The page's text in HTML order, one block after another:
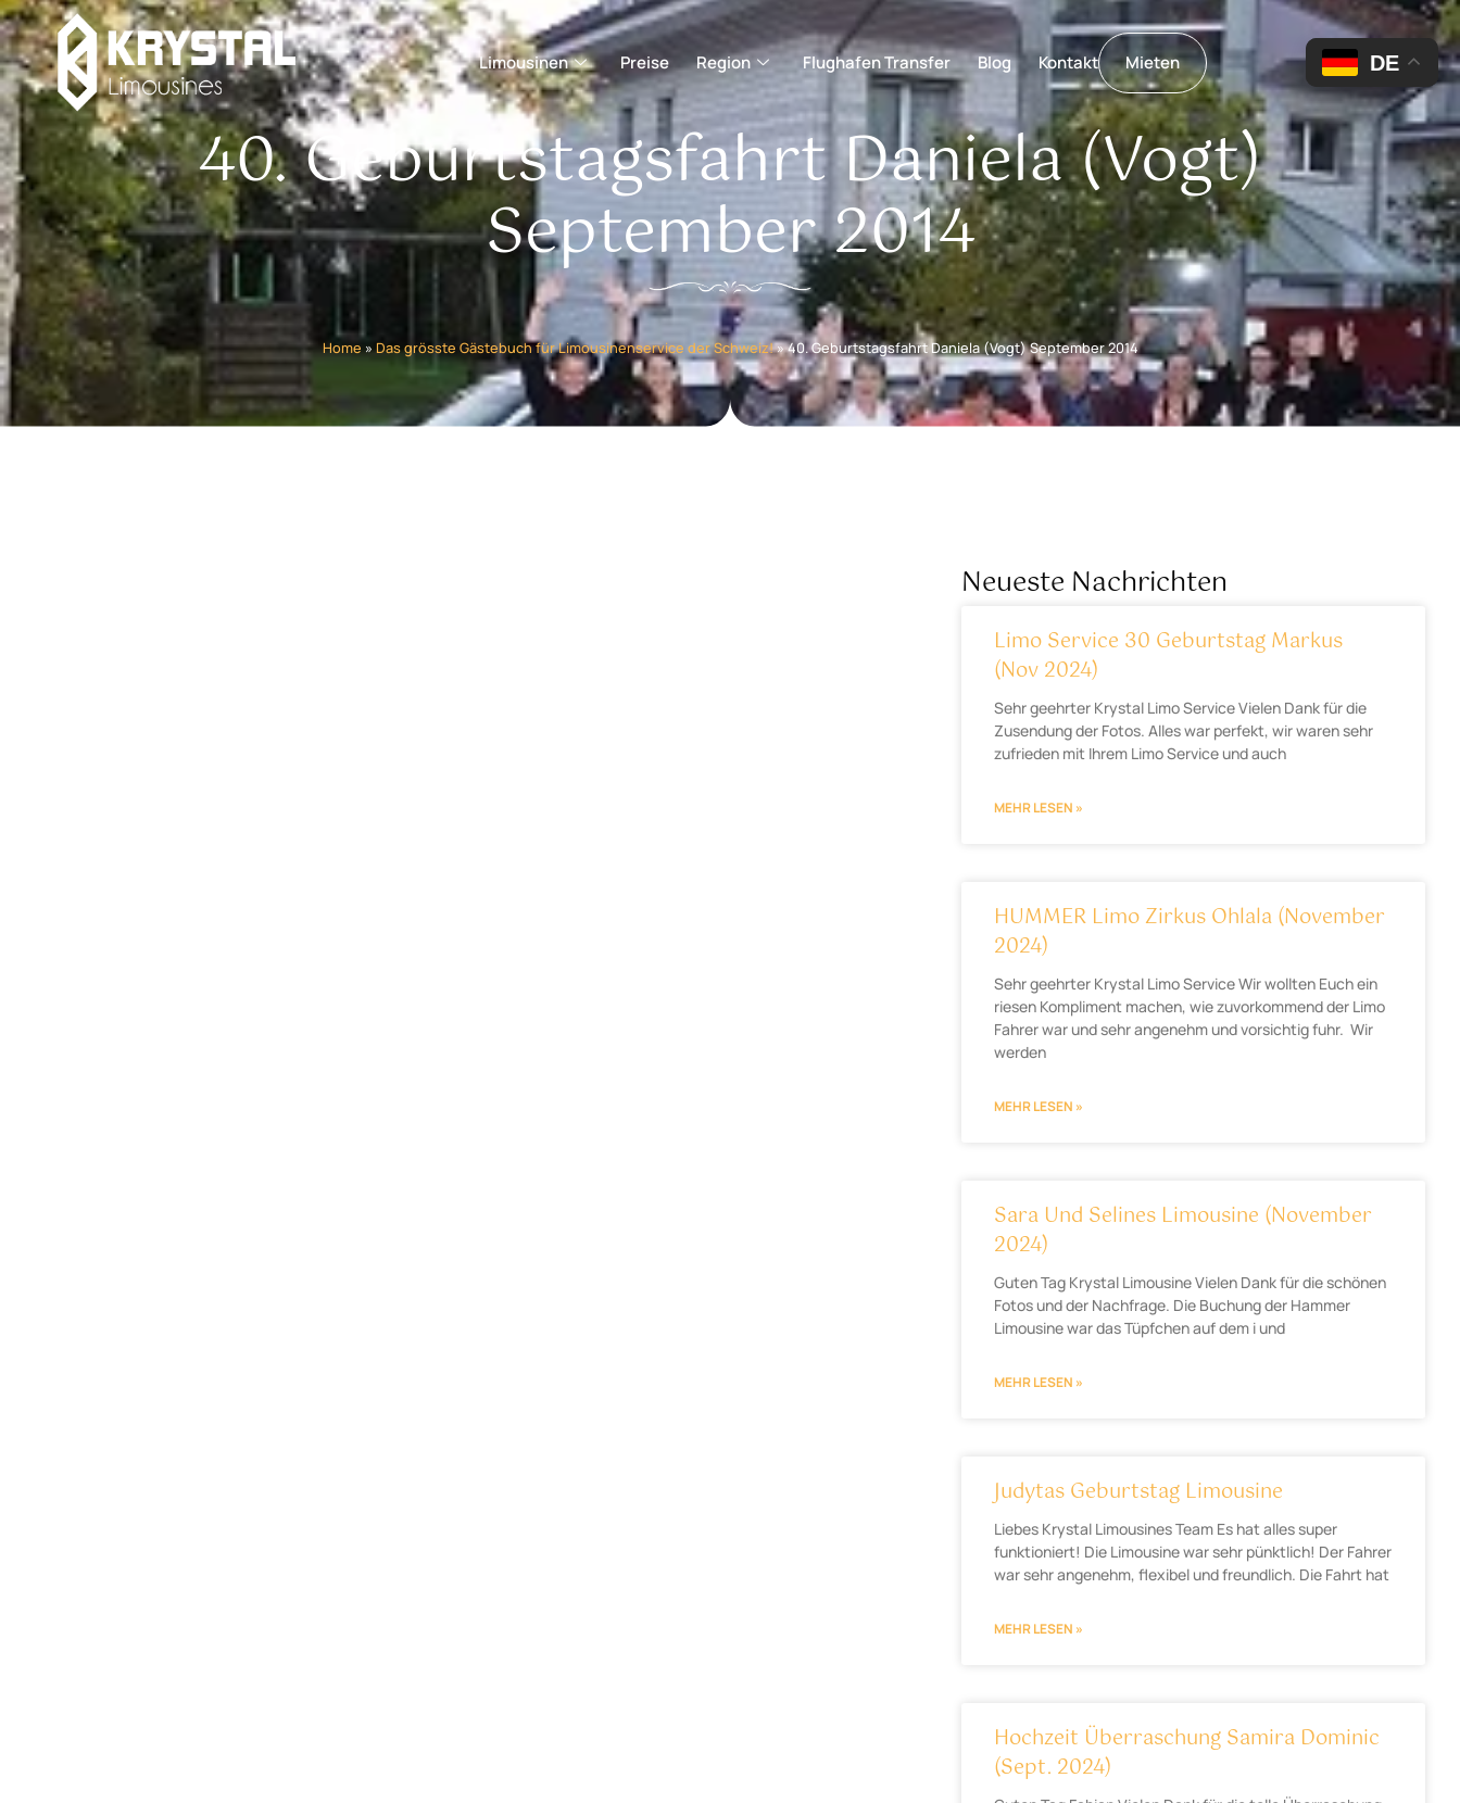
Limousinen Preise Region Flughafen Transfer Blog Kontakt Mieten
40. Geburtstagsfahrt Daniela (Vogt)
September 2014
Home »Das grösste Gästebuch für Limousinenservice der Schweiz!»40. Geburtstagsfahrt Daniela (Vogt) September 2014
Neueste Nachrichten
Limo Service 30 Geburtstag Markus
(Nov 2024)
Sehr geehrter Krystal Limo Service Vielen Dank für die
Zusendung der Fotos. Alles war perfekt, wir waren sehr
zufrieden mit Ihrem Limo Service und auch
MEHR LESEN »
HUMMER Limo Zirkus Ohlala (November
2024)
Sehr geehrter Krystal Limo Service Wir wollten Euch ein
riesen Kompliment machen, wie zuvorkommend der Limo
Fahrer war und sehr angenehm und vorsichtig fuhr. Wir
werden
MEHR LESEN »
Sara Und Selines Limousine (November
2024)
Guten Tag Krystal Limousine Vielen Dank für die schönen
Fotos und der Nachfrage. Die Buchung der Hammer
Limousine war das Tüpfchen auf dem i und
MEHR LESEN »
Judytas Geburtstag Limousine
Liebes Krystal Limousines Team Es hat alles super
funktioniert! Die Limousine war sehr pünktlich! Der Fahrer
war sehr angenehm, flexibel und freundlich. Die Fahrt hat
MEHR LESEN »
Hochzeit Überraschung Samira Dominic
(Sept. 2024)
DE